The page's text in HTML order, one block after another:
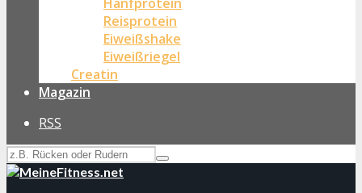
Reisprotein
Eiweißshake
Eiweißriegel
Creatin
Magazin
RSS